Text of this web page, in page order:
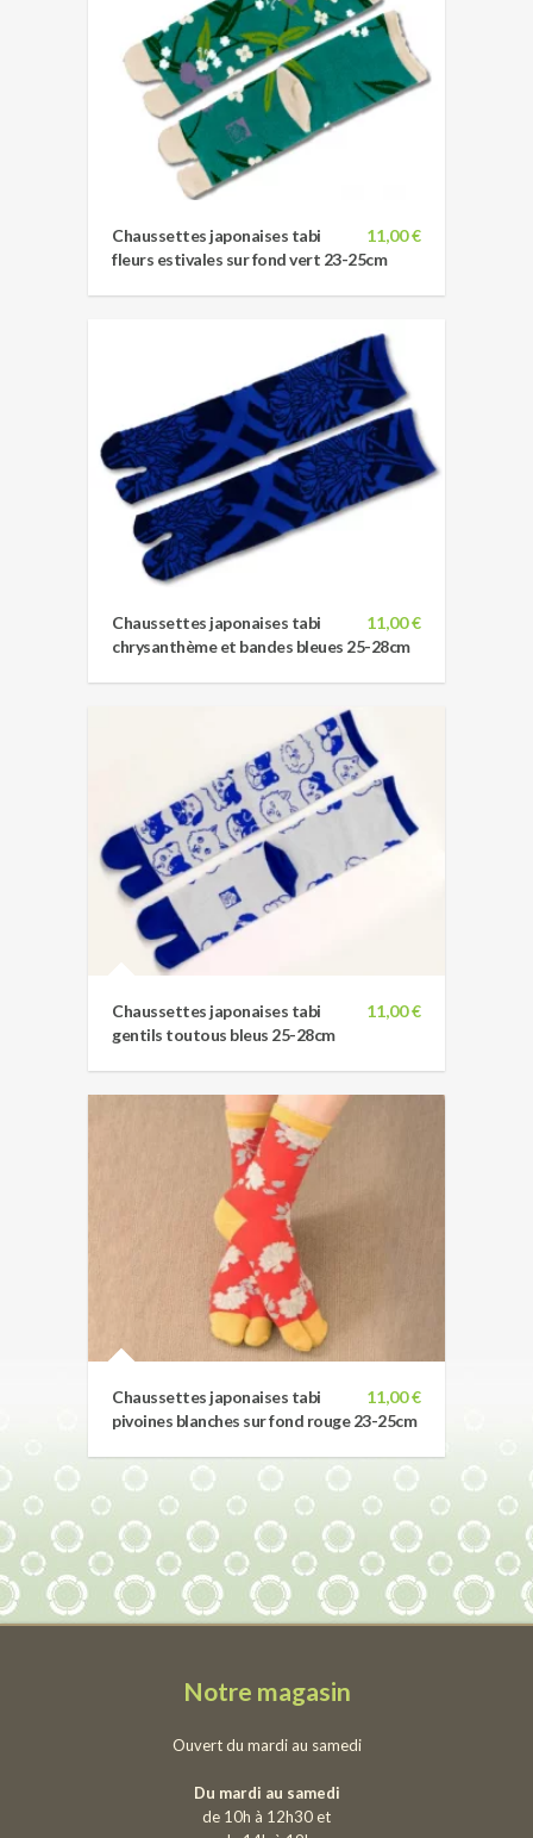
11,00 €
Chaussettes japonaises tabi
fleurs estivales sur fond vert 23-25cm
11,00 €
Chaussettes japonaises tabi
chrysanthème et bandes bleues 25-28cm
11,00 €
Chaussettes japonaises tabi
gentils toutous bleus 25-28cm
11,00 €
Chaussettes japonaises tabi
pivoines blanches sur fond rouge 23-25cm
Notre magasin
Ouvert du mardi au samedi
Du mardi au samedi
de 10h à 12h30 et